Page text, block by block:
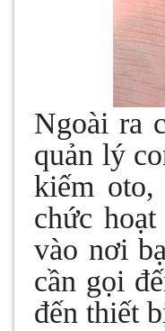
Ngoài ra
quản lý
kiếm
chức
vào nơi
cần gọi
đến thiết